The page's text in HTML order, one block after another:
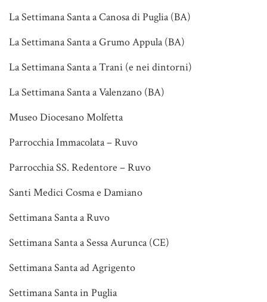
La Settimana Santa a Canosa di Puglia (BA)
La Settimana Santa a Grumo Appula (BA)
La Settimana Santa a Trani (e nei dintorni)
La Settimana Santa a Valenzano (BA)
Museo Diocesano Molfetta
Parrocchia Immacolata – Ruvo
Parrocchia SS. Redentore – Ruvo
Santi Medici Cosma e Damiano
Settimana Santa a Ruvo
Settimana Santa a Sessa Aurunca (CE)
Settimana Santa ad Agrigento
Settimana Santa in Puglia